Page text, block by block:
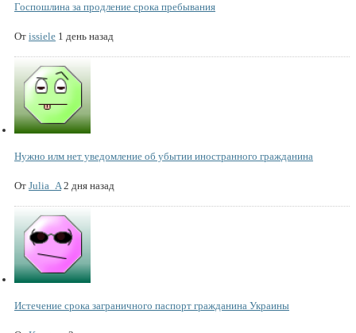
Госпошлина за продление срока пребывания
От issiele 1 день назад
Нужно илм нет уведомление об убытии иностранного гражданина
От Julia_A 2 дня назад
Истечение срока заграничного паспорт гражданина Украины